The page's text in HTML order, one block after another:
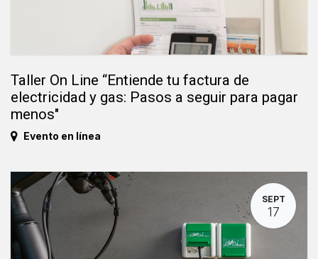
Taller On Line “Entiende tu factura de
electricidad y gas: Pasos a seguir para pagar
menos"
Evento en línea
SEPT
17